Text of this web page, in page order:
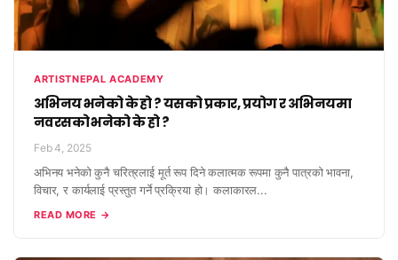
ARTISTNEPAL ACADEMY
अभिनय भनेको के हो ? यसको प्रकार, प्रयोग र अभिनयमा
नवरसको भनेको के हो ?
Feb 4, 2025
अभिनय भनेको कुनै चरित्रलाई मूर्त रूप दिने कलात्मक रूपमा कुनै पात्रको भावना,
विचार, र कार्यलाई प्रस्तुत गर्ने प्रक्रिया हो। कलाकारल...
READ MORE →